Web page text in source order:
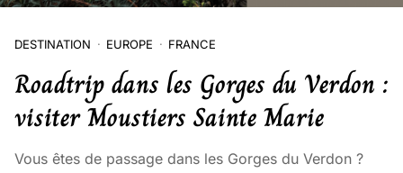
DESTINATION EUROPE FRANCE
Roadtrip dans les Gorges du Verdon :
visiter Moustiers Sainte Marie
Vous êtes de passage dans les Gorges du Verdon ?